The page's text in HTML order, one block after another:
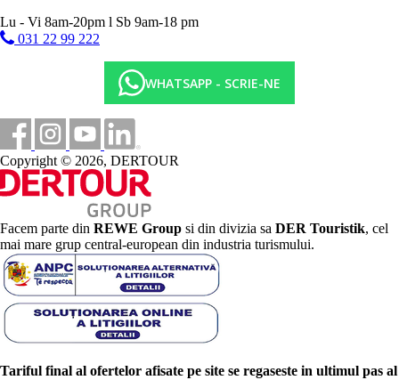
Lu - Vi 8am-20pm l Sb 9am-18 pm
031 22 99 222
WHATSAPP - SCRIE-NE
Copyright © 2026, DERTOUR
Facem parte din REWE Group si din divizia sa DER Touristik, cel
mai mare grup central-european din industria turismului.
Tariful final al ofertelor afisate pe site se regaseste in ultimul pas al